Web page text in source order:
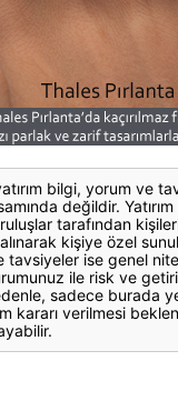
bilgi, yorum ve
değildir. Yatırım
tarafından
kişiye özel
tavsiyeler ise genel
ile risk ve
sadece burada
kararı verilmesi